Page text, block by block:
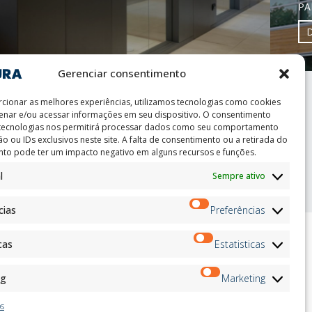
Gerenciar consentimento
as melhores experiências, utilizamos tecnologias como cookies
e/ou acessar informações em seu dispositivo. O consentimento
nos permitirá processar dados como seu comportamento
ou IDs exclusivos neste site. A falta de consentimento ou a retirada do
pode ter um impacto negativo em alguns recursos e funções.
Sempre ativo
Preferências
Estatisticas
Marketing